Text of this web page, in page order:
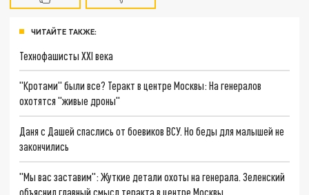
ЧИТАЙТЕ ТАКЖЕ:
Технофашисты XXI века
"Кротами" были все? Теракт в центре Москвы: На генералов
охотятся "живые дроны"
Даня с Дашей спаслись от боевиков ВСУ. Но беды для малышей не
закончились
"Мы вас заставим": Жуткие детали охоты на генерала. Зеленский
объяснил главный смысл теракта в центре Москвы